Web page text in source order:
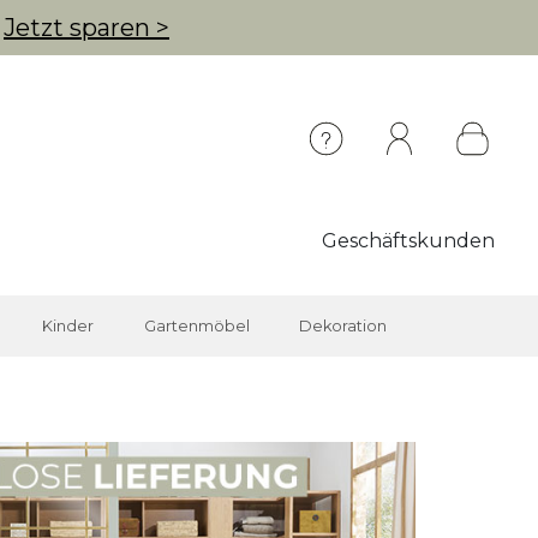
Jetzt sparen >
Geschäftskunden
Kinder Gartenmöbel Dekoration